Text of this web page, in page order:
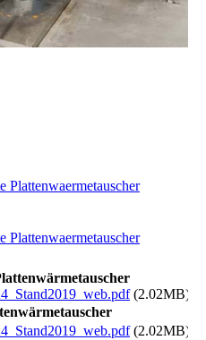
Plattenwaermetauscher
Plattenwaermetauscher
(2.02MB)
(2.02MB)